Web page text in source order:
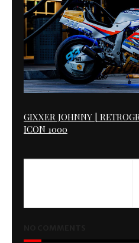
GIXXER JOHNNY |
ICON 1000